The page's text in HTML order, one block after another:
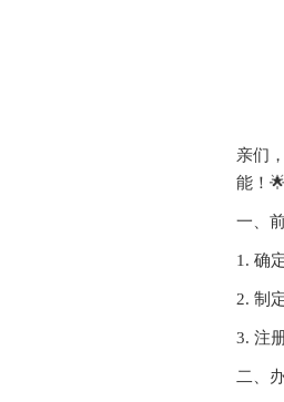
亲们
能！🌟
一、
1. 确
2. 制
3. 注
二、